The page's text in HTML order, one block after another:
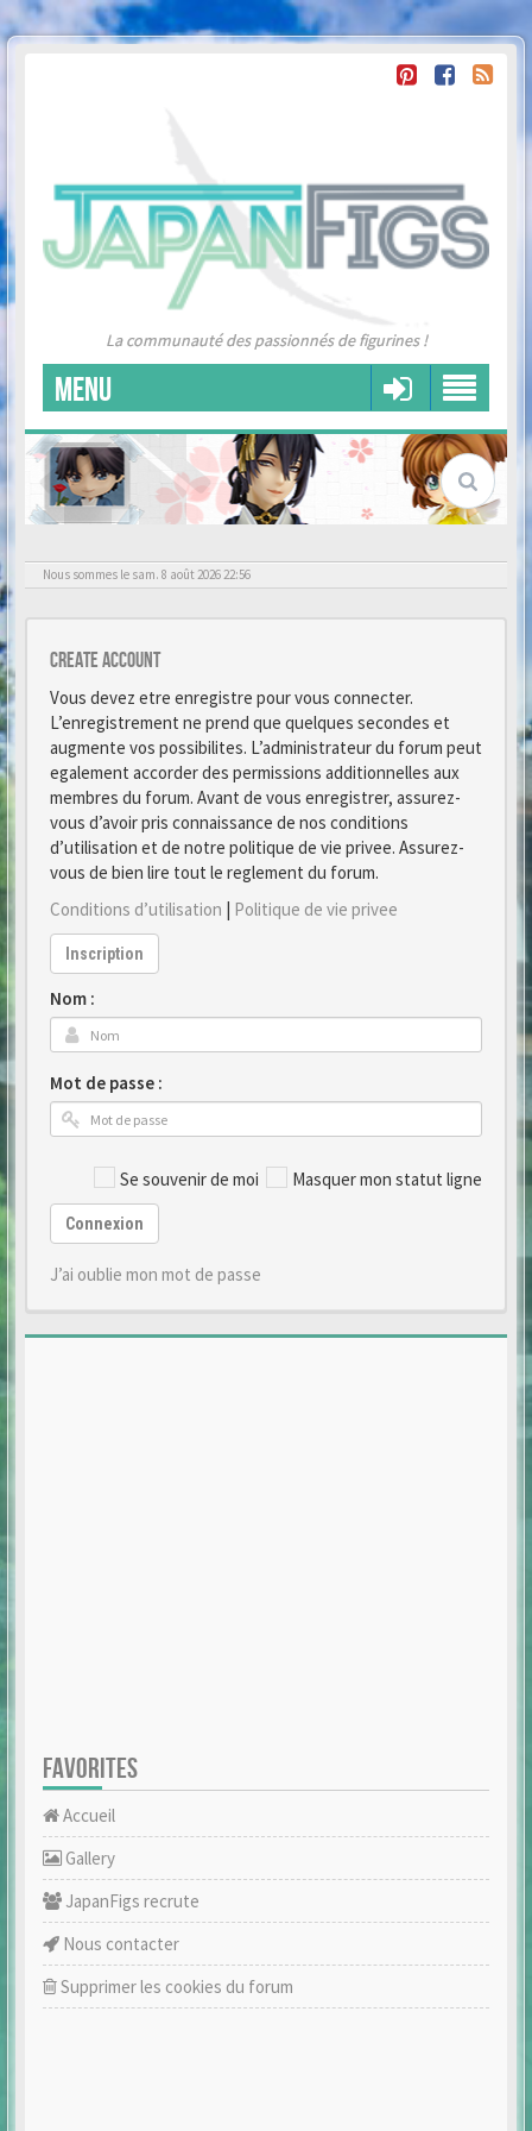
La communauté des passionnés de figurines !
MENU
Nous sommes le sam. 8 août 2026 22:56
Create account
Vous devez etre enregistre pour vous connecter.
L’enregistrement ne prend que quelques secondes et
augmente vos possibilites. L’administrateur du forum peut
egalement accorder des permissions additionnelles aux
membres du forum. Avant de vous enregistrer, assurez-
vous d’avoir pris connaissance de nos conditions
d’utilisation et de notre politique de vie privee. Assurez-
vous de bien lire tout le reglement du forum.
Conditions d’utilisation | Politique de vie privee
Inscription
Nom :
Mot de passe :
Se souvenir de moi Masquer mon statut ligne
Connexion
J’ai oublie mon mot de passe
FAVORITES
Accueil
Gallery
JapanFigs recrute
Nous contacter
Supprimer les cookies du forum